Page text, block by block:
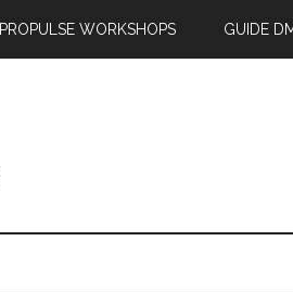
PROPULSE WORKSHOPS GUIDE